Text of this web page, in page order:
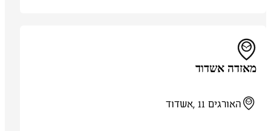
מאזדה אשדוד
האורגים 11 ,אשדוד